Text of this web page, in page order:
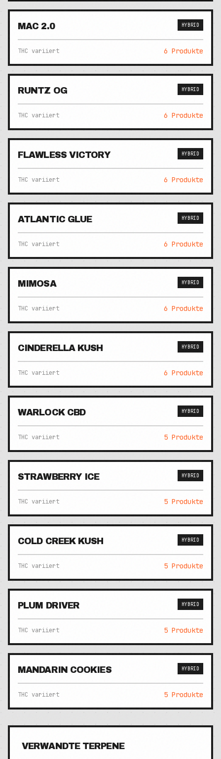
MAC 2.0 HYBRID
THC variiert 6 Produkte
RUNTZ OG HYBRID
THC variiert 6 Produkte
FLAWLESS VICTORY HYBRID
THC variiert 6 Produkte
ATLANTIC GLUE HYBRID
THC variiert 6 Produkte
MIMOSA HYBRID
THC variiert 6 Produkte
CINDERELLA KUSH HYBRID
THC variiert 6 Produkte
WARLOCK CBD HYBRID
THC variiert 5 Produkte
STRAWBERRY ICE HYBRID
THC variiert 5 Produkte
COLD CREEK KUSH HYBRID
THC variiert 5 Produkte
PLUM DRIVER HYBRID
THC variiert 5 Produkte
MANDARIN COOKIES HYBRID
THC variiert 5 Produkte
VERWANDTE TERPENE